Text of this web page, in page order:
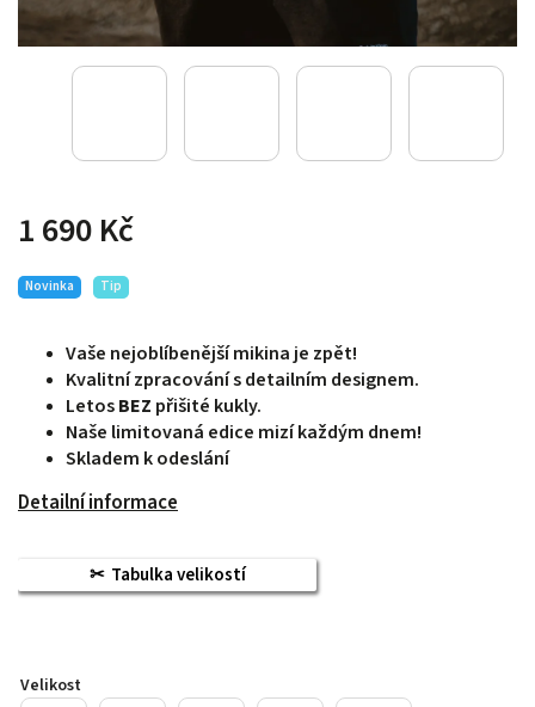
1 690 Kč
Vaše nejoblíbenější mikina je zpět!
Kvalitní zpracování s detailním designem.
LetosBEZ přišité kukly.
Naše limitovaná edice mizí každým dnem!
Skladem k odeslání
Detailní informace
Tabulka velikostí
Novinka Tip
Velikost